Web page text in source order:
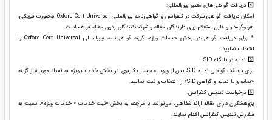
4️⃣ دریافت گواهی‌های معتبر بین‌المللی:
امکان دریافت گواهی شرکت در کنفرانس و گواهی‌نامه بین‌المللی Oxford Cert Universal به‌صورت فیزیکی،
هولوگرام‌دار و قابل استعلام برای دارندگان مقاله و شرکت‌کنندگان بدون مقاله فراهم است.
* برای دریافت گواهی،در بخش خدمات ویژه، گزینه گواهی‌نامه بین‌المللی Oxford Cert Universal را
انتخاب نمایید.
5️⃣ نمایه در پایگاه SID:
برای دریافت گواهی نمایه SID، پس از ورود به حساب کاربری، در بخش خدمات ویژه به تعداد مورد نیاز گزینه
«نمایه و یا نمایه و گواهی SID» را انتخاب و ثبت نمایید.
6️⃣ درخواست تندیس کنفرانس:
پژوهشگران دارای مقاله ارائه شفاهی، می‌توانند با مراجعه به بخش «ثبت خدمات > خدمات ویژه»، نسبت به
سفارش تندیس کنفرانس اقدام نمایند.